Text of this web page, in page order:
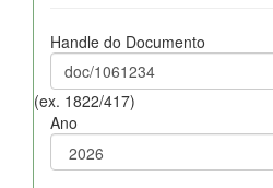
Handle do Documento
(ex. 1822/417)
Ano